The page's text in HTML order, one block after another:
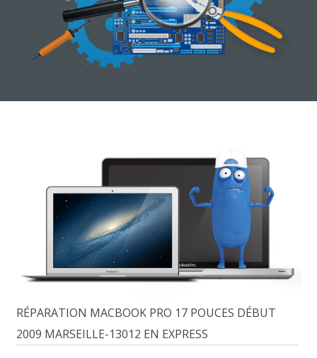
RÉPARATION MACBOOK PRO 17 POUCES DÉBUT
2009 MARSEILLE-13012 EN EXPRESS